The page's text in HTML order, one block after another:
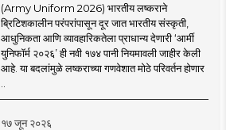
(Army Uniform 2026) भारतीय लष्कराने
ब्रिटिशकालीन परंपरांपासून दूर जात भारतीय संस्कृती,
आधुनिकता आणि व्यावहारिकतेला प्राधान्य देणारी ‘आर्मी
युनिफॉर्म २०२६’ ही नवी १७४ पानी नियमावली जाहीर केली
आहे. या बदलांमुळे लष्कराच्या गणवेशात मोठे परिवर्तन होणार
१७ जून २०२६